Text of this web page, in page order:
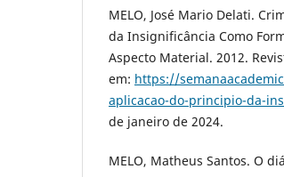
MELO, José Mario Delati.
da Insignificância Como
Aspecto Material. 2012.
em: https://
aplicacao-do-principio-da-
de janeiro de 2024.
MELO, Matheus Santos. O